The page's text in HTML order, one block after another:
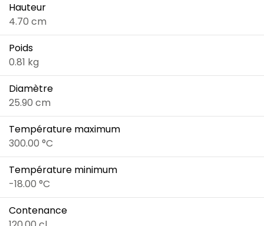
Hauteur
4.70 cm
Poids
0.81 kg
Diamètre
25.90 cm
Température maximum
300.00 °C
Température minimum
-18.00 °C
Contenance